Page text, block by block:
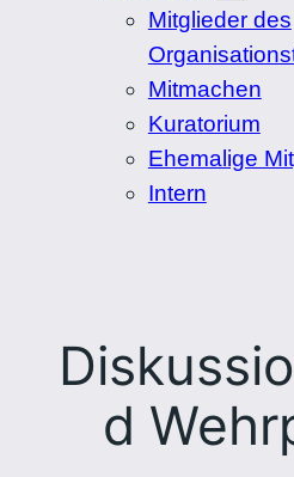
Mitglieder des
Mitmachen
Kuratorium
Ehemalige
Intern
d